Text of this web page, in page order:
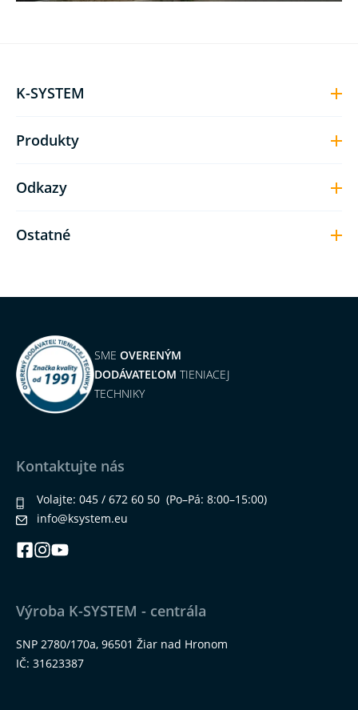
K-SYSTEM
Produkty
Odkazy
Ostatné
SME OVERENÝM
DODÁVATEĽOM TIENIACEJ
TECHNIKY
Kontaktujte nás
Volajte: 045 / 672 60 50 (Po–Pá: 8:00–15:00)
info@ksystem.eu
Výroba K-SYSTEM - centrála
SNP 2780/170a, 96501 Žiar nad Hronom
IČ: 31623387